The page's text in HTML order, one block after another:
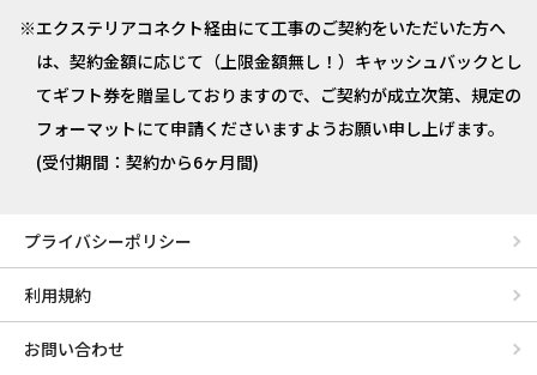
エクステリアコネクト経由にて工事のご契約をいただいた方へ
は、契約金額に応じて（上限金額無し！）キャッシュバックとし
てギフト券を贈呈しておりますので、ご契約が成立次第、規定の
フォーマットにて申請くださいますようお願い申し上げます。
(受付期間：契約から6ヶ月間)
プライバシーポリシー
利用規約
お問い合わせ